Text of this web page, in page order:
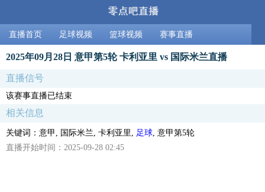
直播首页 足球视频 篮球视频 赛事直播
2025年09月28日 意甲第5轮 卡利亚里 vs 国际米兰直播
直播信号
该赛事直播已结束
相关信息
关键词：意甲, 国际米兰, 卡利亚里, 足球 , 意甲第5轮
直播开始时间：2025-09-28 02:45